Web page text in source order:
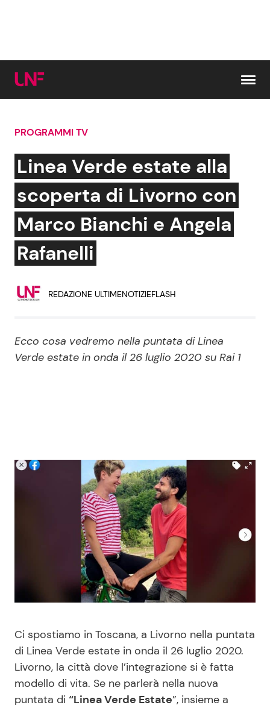
Cerca:
News e Cronaca
Attualità Italiana
Dal Mondo
Politica
Gossip e TV
Bellezze VIP
Reality e Talent
News Spettacolo
Mondo Mamma
News benessere
Cucina e Ricette
Consigli di Cucina
Le Ricette in TV
Primi Piatti
PROGRAMMI TV
Linea Verde estate alla
scoperta di Livorno con
Marco Bianchi e Angela
Rafanelli
REDAZIONE ULTIMENOTIZIEFLASH
Ecco cosa vedremo nella puntata di Linea
Verde estate in onda il 26 luglio 2020 su Rai 1
Ci spostiamo in Toscana, a Livorno nella puntata
di Linea Verde estate in onda il 26 luglio 2020.
Livorno, la città dove l’integrazione si è fatta
modello di vita. Se ne parlerà nella nuova
puntata di “Linea Verde Estate”, insieme a